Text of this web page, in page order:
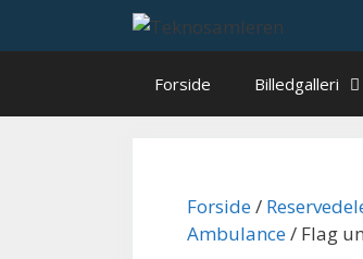
Forside Billedgalleri
Forside/
Ambulance/ Flag